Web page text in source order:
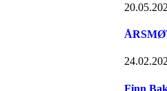
Finn